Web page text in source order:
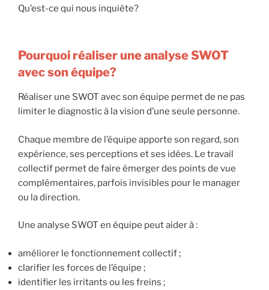
Qu’est-ce qui nous inquiète?
Pourquoi réaliser une analyse SWOT
avec son équipe?
Réaliser une SWOT avec son équipe permet de ne pas
limiter le diagnostic à la vision d’une seule personne.
Chaque membre de l’équipe apporte son regard, son
expérience, ses perceptions et ses idées. Le travail
collectif permet de faire émerger des points de vue
complémentaires, parfois invisibles pour le manager
ou la direction.
Une analyse SWOT en équipe peut aider à :
améliorer le fonctionnement collectif ;
clarifier les forces de l’équipe ;
identifier les irritants ou les freins ;